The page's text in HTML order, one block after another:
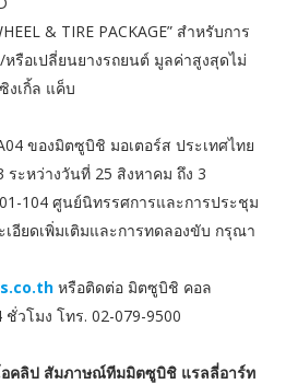
& TIRE PACKAGE” สำหรับการ
รือเปลี่ยนยางรถยนต์ มูลค่าสูงสุดไม่
งเกิ้ล แค็บ
ของมิตซูบิชิ มอเตอร์ส ประเทศไทย
ระหว่างวันที่ 25 สิงหาคม ถึง 3
104 ศูนย์นิทรรศการและการประชุม
อียดเพิ่มเติมและการทดลองขับ กรุณา
หรือติดต่อ มิตซูบิชิ คอล
วโมง โทร. 02-079-9500
คลิป สัมภาษณ์ทีมมิตซูบิชิ แรลลี่อาร์ท